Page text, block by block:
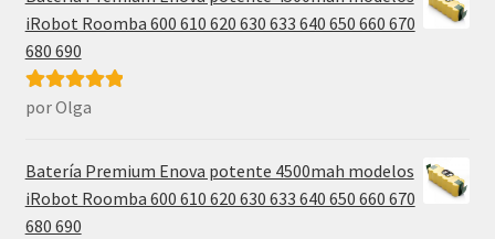
iRobot Roomba 600 610 620 630 633 640 650 660 670
680 690
Valorado con
por Olga
Batería Premium Enova potente 4500mah modelos
iRobot Roomba 600 610 620 630 633 640 650 660 670
680 690